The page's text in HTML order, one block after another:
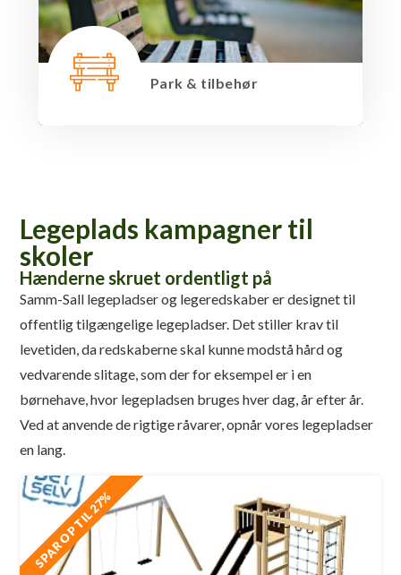
Park & tilbehør
SPAR OP TIL 27%
Legeplads kampagner til
skoler
Hænderne skruet ordentligt på
Samm-Sall legepladser og legeredskaber er designet til
offentlig tilgængelige legepladser. Det stiller krav til
levetiden, da redskaberne skal kunne modstå hård og
vedvarende slitage, som der for eksempel er i en
børnehave, hvor legepladsen bruges hver dag, år efter år.
Ved at anvende de rigtige råvarer, opnår vores legepladser
en lang.